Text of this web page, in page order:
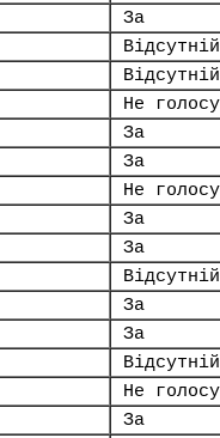
За
Відсутній
Відсутній
Не
За
За
Не
За
За
Відсутній
За
За
Відсутній
Не
За